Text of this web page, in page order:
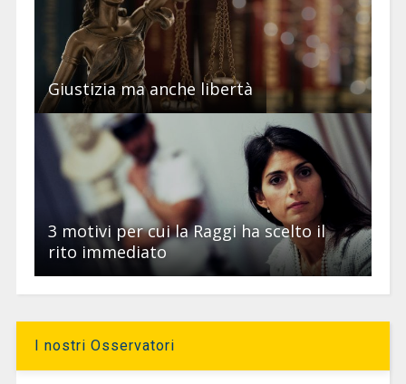
Giustizia ma anche libertà
3 motivi per cui la Raggi ha scelto il
rito immediato
I nostri Osservatori